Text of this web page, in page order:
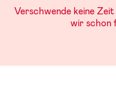
Verschwende keine
wir schon